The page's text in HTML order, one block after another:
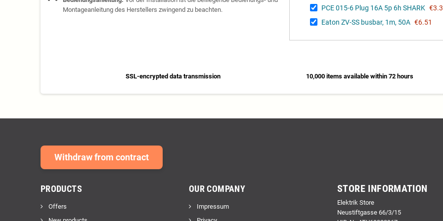
Montageanleitung des Herstellers zwingend zu beachten.
PCE 015-6 Plug 16A 5p 6h SHARK
Eaton ZV-SS busbar, 1m, 50A €6.51
SSL-encrypted data transmission 10,000 items available within 72 hours
Withdraw from contract
PRODUCTS
Offers
OUR COMPANY
Impressum
STORE INFORMATION
Elektrik Store
Neustiftgasse 66/3/15